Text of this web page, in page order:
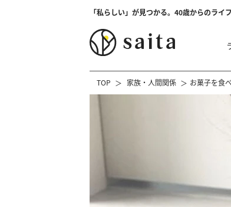
「私らしい」が見つかる。40歳からのライ
TOP 家族・人間関係 お菓子を食